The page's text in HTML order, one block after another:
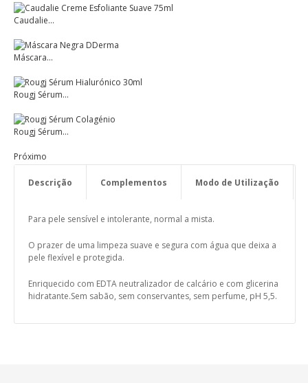
Caudalie...
Máscara...
Rougj Sérum...
Rougj Sérum...
Próximo
Descrição Complementos Modo de Utilização
Para pele sensível e intolerante, normal a mista.
O prazer de uma limpeza suave e segura com água que deixa a
pele flexível e protegida.
Enriquecido com EDTA neutralizador de calcário e com glicerina
hidratante.Sem sabão, sem conservantes, sem perfume, pH 5,5.